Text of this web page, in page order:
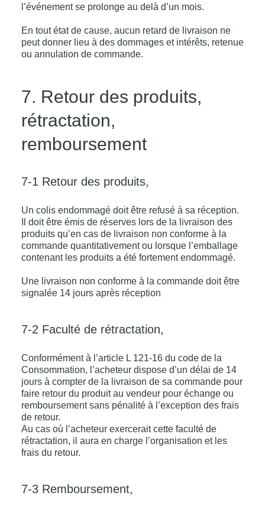
l’événement se prolonge au delà d’un mois.
En tout état de cause, aucun retard de livraison ne
peut donner lieu à des dommages et intérêts, retenue
ou annulation de commande.
7. Retour des produits,
rétractation,
remboursement
7-1 Retour des produits,
Un colis endommagé doit être refusé à sa réception.
Il doit être émis de réserves lors de la livraison des
produits qu’en cas de livraison non conforme à la
commande quantitativement ou lorsque l’emballage
contenant les produits a été fortement endommagé.
Une livraison non conforme à la commande doit être
signalée 14 jours après réception
7-2 Faculté de rétractation,
Conformément à l’article L 121-16 du code de la
Consommation, l’acheteur dispose d’un délai de 14
jours à compter de la livraison de sa commande pour
faire retour du produit au vendeur pour échange ou
remboursement sans pénalité à l’exception des frais
de retour.
Au cas où l’acheteur exercerait cette faculté de
rétractation, il aura en charge l’organisation et les
frais du retour.
7-3 Remboursement,